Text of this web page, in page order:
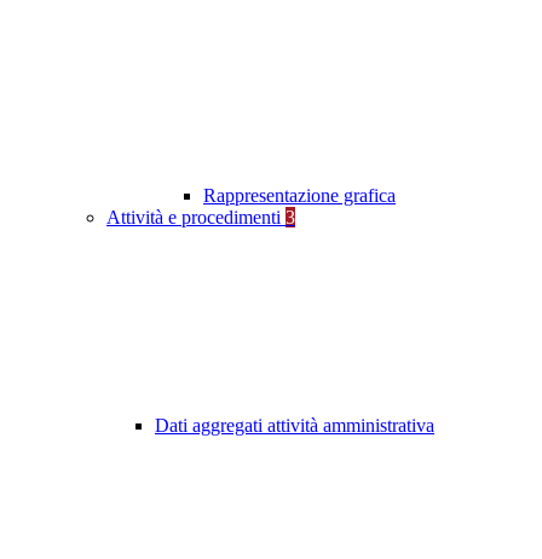
Rappresentazione grafica
Attività e procedimenti 3
Dati aggregati attività amministrativa